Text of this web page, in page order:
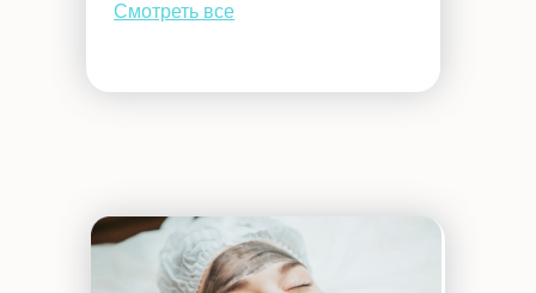
Смотреть все